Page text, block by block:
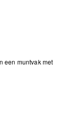
een muntvak met